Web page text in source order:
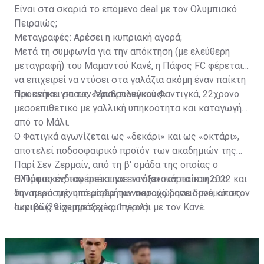
Είναι στα σκαριά το επόμενο deal με τον Ολυμπιακό
Πειραιώς;
Μεταγραφές: Αρέσει η κυπριακή αγορά;
Μετά τη συμφωνία για την απόκτηση (με ελεύθερη
μεταγραφή) του Μαμαντού Κανέ, η Πάφος FC φέρεται
να επιχειρεί να ντύσει στα γαλάζια ακόμη έναν παίκτη
που ανήκει στους «ερυθρολεύκους».
Πρόκειται για τον Μπαντιουγκού Φαντιγκά, 22χρονο
μεσοεπιθετικό με γαλλική υπηκοότητα και καταγωγή
από το Μάλι.
Ο Φατιγκά αγωνίζεται ως «δεκάρι» και ως «οκτάρι»,
αποτελεί ποδοσφαιρικό προϊόν των ακαδημιών της
Παρί Σεν Ζερμαίν, από τη β' ομάδα της οποίας ο
Ολυμπιακός τον απέκτησε τον Ιανουάριο του 2022 και
την περασμένη περίοδο τον παραχώρησε δανεικό στον
Ιωνικό (29 συμμετοχές, 1 γκολ).
Η Πάφος ενδιαφέρεται να εντάξει τον παίκτη στο
δυναμικό της υπό μορφή μονοετούς δανεισμού, όπως
ακριβώς είχε πράξει και πέρυσι με τον Κανέ.